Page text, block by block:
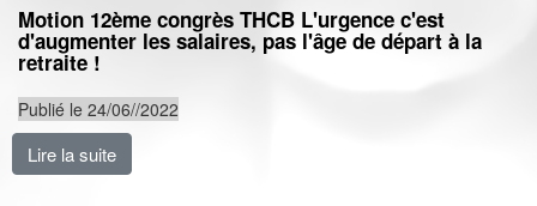
Motion 12ème congrès THCB L'urgence c'est
d'augmenter les salaires, pas l'âge de départ à la
retraite !
Publié le 24/06//2022
Lire la suite